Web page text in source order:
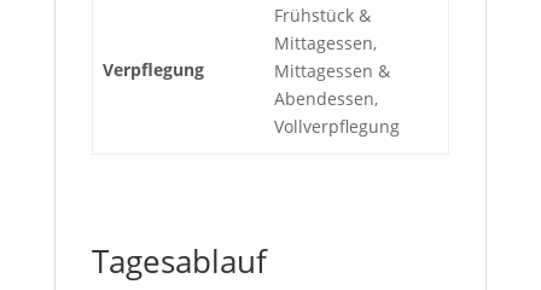
Verpflegung
Frühstück &
Mittagessen,
Mittagessen &
Abendessen,
Vollverpflegung
Tagesablauf